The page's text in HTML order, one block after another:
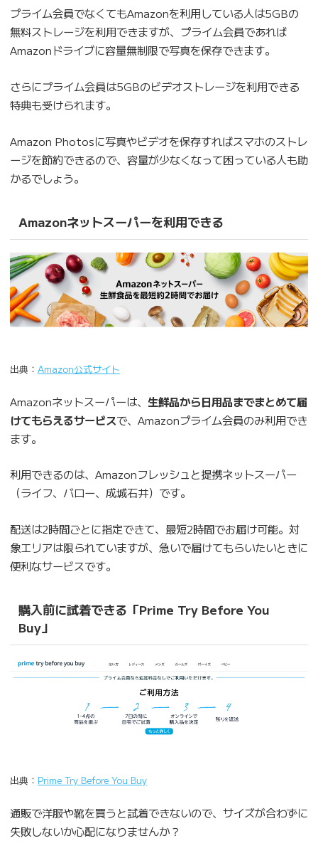
プライム会員でなくてもAmazonを利用している人は5GBの
無料ストレージを利用できますが、プライム会員であれば
Amazonドライブに容量無制限で写真を保存できます。
さらにプライム会員は5GBのビデオストレージを利用できる
特典も受けられます。
Amazon Photosに写真やビデオを保存すればスマホのストレ
ージを節約できるので、容量が少なくなって困っている人も助
かるでしょう。
Amazonネットスーパーを利用できる
出典： Amazon公式サイト
Amazonネットスーパーは、 生鮮品から日用品までまとめて届
けてもらえるサービスで、Amazonプライム会員のみ利用でき
ます。
利用できるのは、Amazonフレッシュと提携ネットスーパー
（ライフ、バロー、成城石井）です。
配送は2時間ごとに指定できて、最短2時間でお届け可能。対
象エリアは限られていますが、急いで届けてもらいたいときに
便利なサービスです。
購入前に試着できる「Prime Try Before You
Buy」
出典： Prime Try Before You Buy
通販で洋服や靴を買うと試着できないので、サイズが合わずに
失敗しないか心配になりませんか？